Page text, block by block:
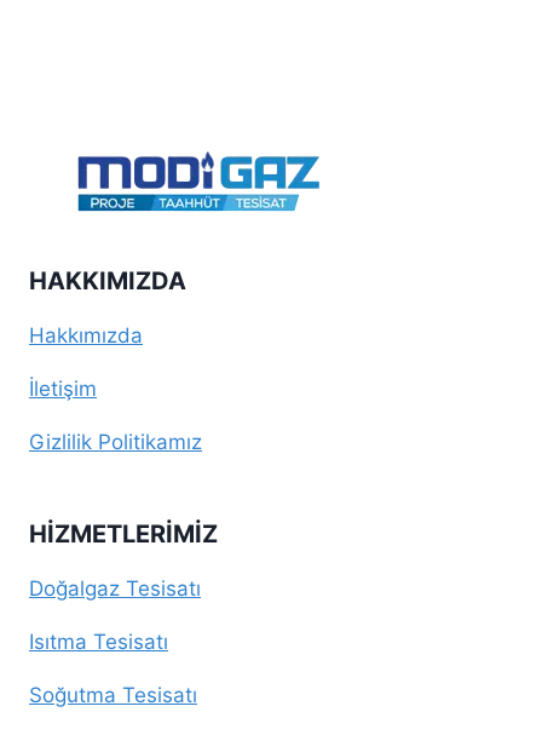
HAKKIMIZDA
Hakkımızda
İletişim
Gizlilik Politikamız
HIZMETLERIMIZ
Doğalgaz Tesisatı
Isıtma Tesisatı
Soğutma Tesisatı